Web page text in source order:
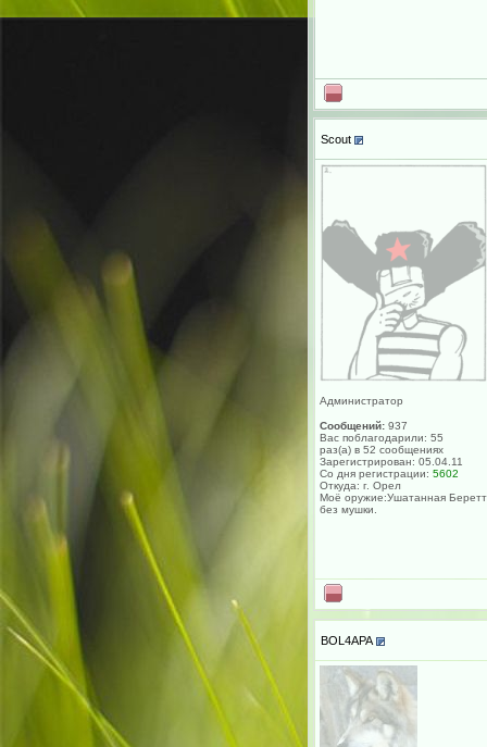
Scout
Администратор
Сообщений: 937
Вас поблагодарили: 55
раз(а) в 52 сообщениях
Зарегистрирован: 05.04.11
Со дня регистрации: 5602
Откуда: г. Орел
Моё оружие:Ушатанная
без мушки.
BOL4APA